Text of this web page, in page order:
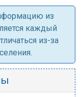
из
каждый
из-за